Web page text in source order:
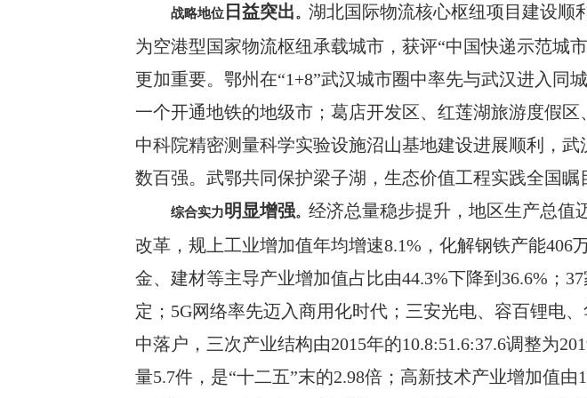
战略地位 日益突出。湖北国际物流核心枢纽项目建设顺
为空港型国家物流枢纽承载城市，获评“中国快递示范城
更加重要。 鄂州在“1+8”武汉城市圈中率先与武汉进入同
一个开通地铁的地级市；葛店开发区、红莲湖旅游度假
中科院精密测量科学实验设施沼山基地建设进展顺利，
数百强。 武鄂共同保护梁子湖，生态价值工程实践全国瞩
综合实力明显增强。经济总量稳步提升 ，地区生产总值
改革，规上工业增加值年均增速8.1% ，化解钢铁产能406
金、建材等主导产业增加值占比由44.3%下降到 36.6% ； 37
定 ； 5G网络率先迈入商用化时代 ； 三安光电、容百锂电
中落户，三次产业结构由2015年的10.8:51.6:37.6调整为
量5.7件，是“十二五”末的2.98倍 ； 高新技术产业增加值由